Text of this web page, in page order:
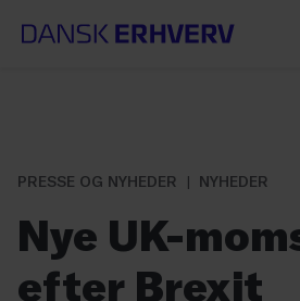
PRESSE OG NYHEDER
NYHEDER
Nye UK-
efter Brexit